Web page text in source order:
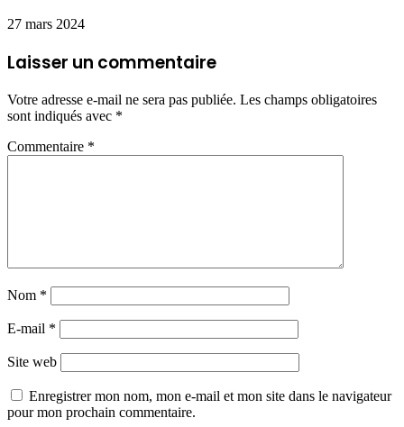
27 mars 2024
Laisser un commentaire
Votre adresse e-mail ne sera pas publiée. Les champs obligatoires
sont indiqués avec *
Commentaire *
Nom *
E-mail *
Site web
Enregistrer mon nom, mon e-mail et mon site dans le navigateur
pour mon prochain commentaire.